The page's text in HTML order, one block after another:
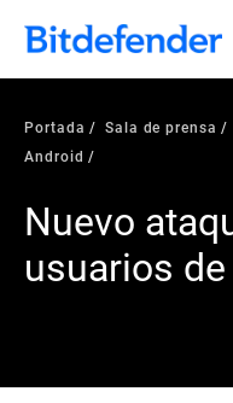
Portada Sala de prensa
Android
Nuevo
usuarios